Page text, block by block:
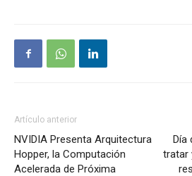
Artículo anterior
NVIDIA Presenta Arquitectura
Hopper, la Computación
Acelerada de Próxima
Día
tratar